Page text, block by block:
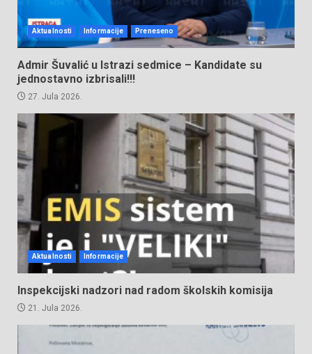
Aktualnosti Informacije Preneseno
Admir Šuvalić u Istrazi sedmice – Kandidate su
jednostavno izbrisali!!!
27. Jula 2026.
Aktualnosti Informacije
Inspekcijski nadzori nad radom školskih komisija
21. Jula 2026.